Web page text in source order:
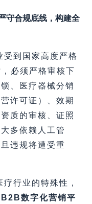
守合规底线，构建全
受到国家高度严格
必须严格审核下
、医疗器械分销
许可证）、效期
质的审核、证照
多依赖人工管
违规将遭受重
疗行业的特殊性，
数字化营销平